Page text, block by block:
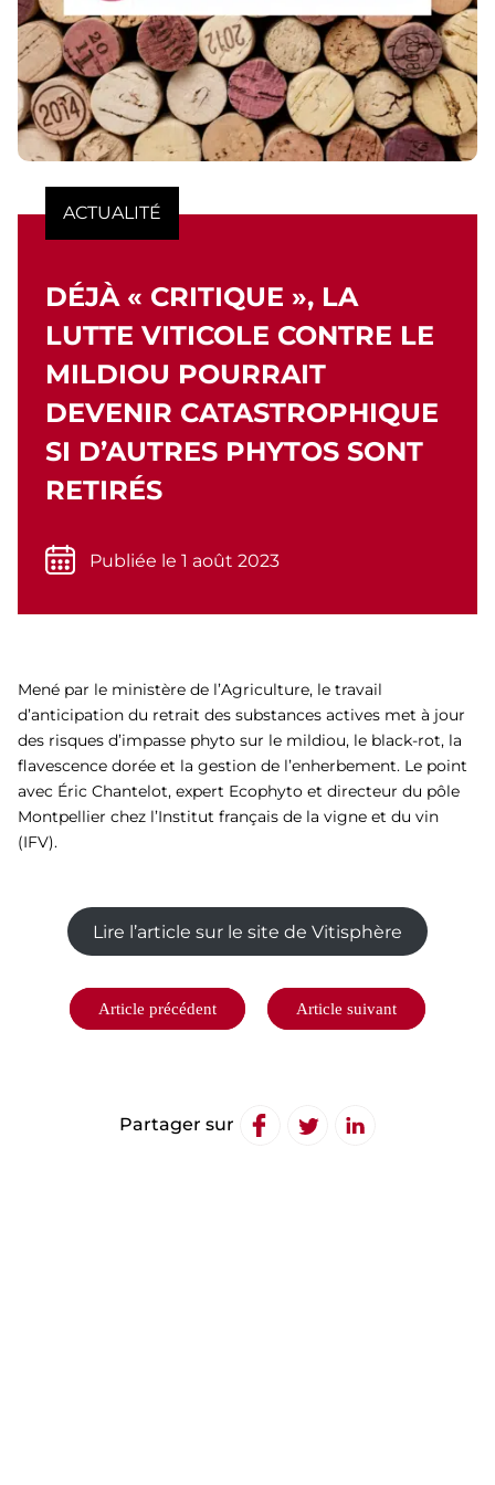
ACTUALITÉ
DÉJÀ « CRITIQUE », LA
LUTTE VITICOLE CONTRE LE
MILDIOU POURRAIT
DEVENIR CATASTROPHIQUE
SI D’AUTRES PHYTOS SONT
RETIRÉS
Publiée le 1 août 2023
Mené par le ministère de l’Agriculture, le travail
d’anticipation du retrait des substances actives met à jour
des risques d’impasse phyto sur le mildiou, le black-rot, la
flavescence dorée et la gestion de l’enherbement. Le point
avec Éric Chantelot, expert Ecophyto et directeur du pôle
Montpellier chez l’Institut français de la vigne et du vin
(IFV).
Lire l’article sur le site de Vitisphère
Navigation
Article précédent Article suivant
Partager sur